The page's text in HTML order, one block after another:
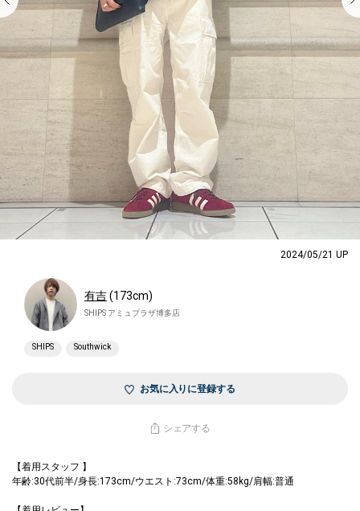
2024/05/21 UP
有吉(173cm)
SHIPS アミュプラザ博多店
SHIPS Southwick
お気に入りに登録する
シェアする
【着用スタッフ 】
年齢:30代前半/身長:173cm/ウエスト:73cm/体重:58kg/肩幅:普通